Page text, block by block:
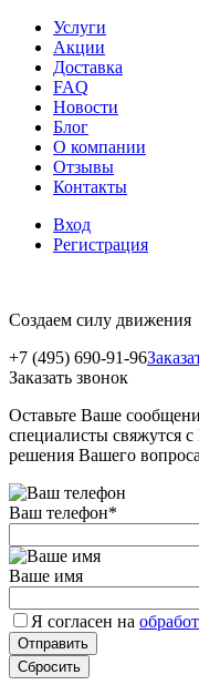
Услуги
Акции
Доставка
FAQ
Новости
Блог
О компании
Отзывы
Контакты
Вход
Регистрация
Создаем силу движения
+7 (495) 690-91-96
Заказать звонок
Оставьте Ваше
специалисты свяжутся
решения Вашего
Ваш телефон*
Ваше имя
Я согласен на